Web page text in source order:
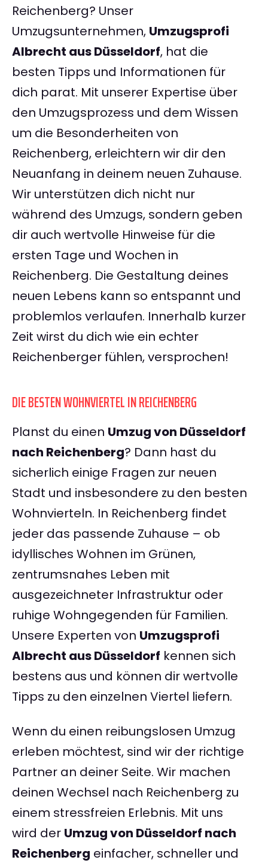
Reichenberg? Unser
Umzugsunternehmen, Umzugsprofi
Albrecht aus Düsseldorf, hat die
besten Tipps und Informationen für
dich parat. Mit unserer Expertise über
den Umzugsprozess und dem Wissen
um die Besonderheiten von
Reichenberg, erleichtern wir dir den
Neuanfang in deinem neuen Zuhause.
Wir unterstützen dich nicht nur
während des Umzugs, sondern geben
dir auch wertvolle Hinweise für die
ersten Tage und Wochen in
Reichenberg. Die Gestaltung deines
neuen Lebens kann so entspannt und
problemlos verlaufen. Innerhalb kurzer
Zeit wirst du dich wie ein echter
Reichenberger fühlen, versprochen!
DIE BESTEN WOHNVIERTEL IN REICHENBERG
Planst du einen Umzug von Düsseldorf
nach Reichenberg? Dann hast du
sicherlich einige Fragen zur neuen
Stadt und insbesondere zu den besten
Wohnvierteln. In Reichenberg findet
jeder das passende Zuhause – ob
idyllisches Wohnen im Grünen,
zentrumsnahes Leben mit
ausgezeichneter Infrastruktur oder
ruhige Wohngegenden für Familien.
Unsere Experten von Umzugsprofi
Albrecht aus Düsseldorf kennen sich
bestens aus und können dir wertvolle
Tipps zu den einzelnen Viertel liefern.
Wenn du einen reibungslosen Umzug
erleben möchtest, sind wir der richtige
Partner an deiner Seite. Wir machen
deinen Wechsel nach Reichenberg zu
einem stressfreien Erlebnis. Mit uns
wird der Umzug von Düsseldorf nach
Reichenberg einfacher, schneller und